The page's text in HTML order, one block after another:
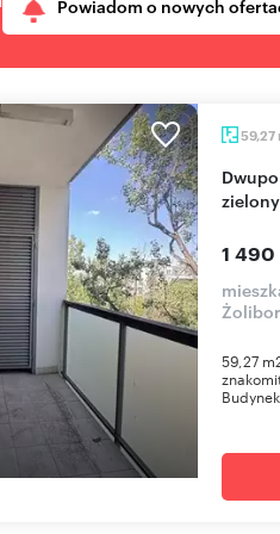
Powiadom o nowych
59,27
Dwupokojowy apartament z dużą loggią i
1 490
59,27